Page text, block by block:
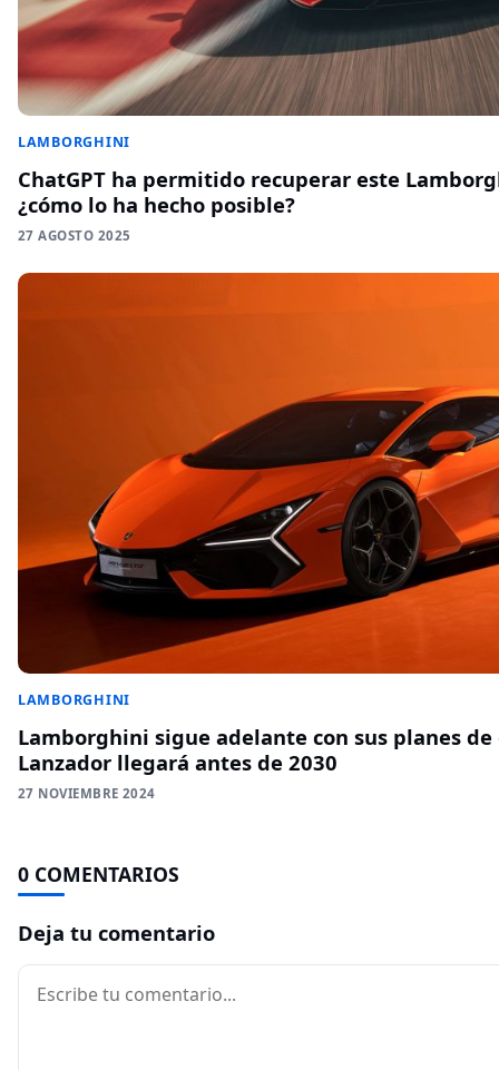
LAMBORGHINI
ChatGPT ha permitido recuperar este
¿cómo lo ha hecho posible?
27 AGOSTO 2025
LAMBORGHINI
Lamborghini sigue adelante con sus planes
Lanzador llegará antes de 2030
27 NOVIEMBRE 2024
0 COMENTARIOS
Deja tu comentario
Comentario